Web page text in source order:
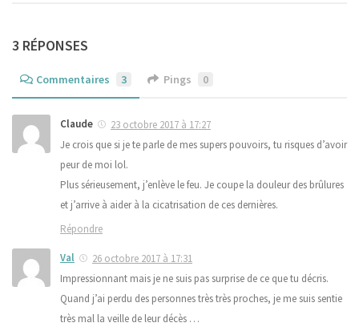
3 RÉPONSES
Commentaires 3 Pings 0
Claude
23 octobre 2017 à 17:27
Je crois que si je te parle de mes supers pouvoirs, tu risques d’avoir
peur de moi lol.
Plus sérieusement, j’enlève le feu. Je coupe la douleur des brûlures
et j’arrive à aider à la cicatrisation de ces dernières.
Répondre
Val
26 octobre 2017 à 17:31
Impressionnant mais je ne suis pas surprise de ce que tu décris.
Quand j’ai perdu des personnes très très proches, je me suis sentie
très mal la veille de leur décès …